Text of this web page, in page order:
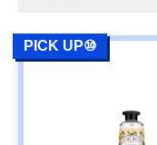
PICK UP⑩